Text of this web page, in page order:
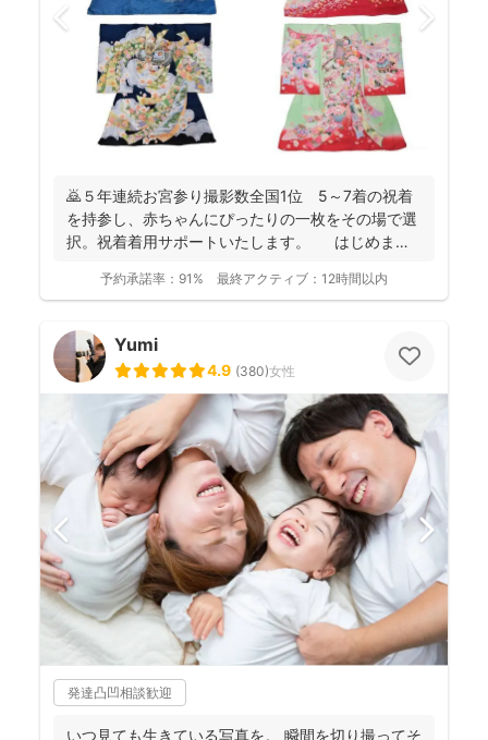
🙇５年連続お宮参り撮影数全国1位 5～7着の祝着
を持参し、赤ちゃんにぴったりの一枚をその場で選
択。祝着着用サポートいたします。 はじめまし
予約承諾率： 91% 最終アクティブ： 12時間以内
Yumi
4.9 (380)女性
発達凸凹相談歓迎
いつ見ても生きている写真を。 瞬間を切り撮ってそ